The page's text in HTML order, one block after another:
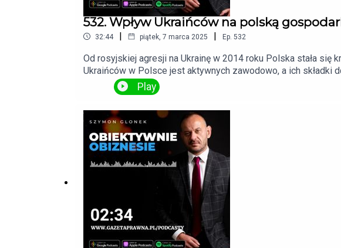
532. Wpływ Ukraińców na polską
32:44 | piątek, 7 marca 2025 | Ep. 532
Od rosyjskiej agresji na Ukrainę w 2014 roku Polska stała
Ukraińców w Polsce jest aktywnych zawodowo, a ich składki
Ubezpieczeń Społecznych (FUS). Jakie jeszcze liczby
Play